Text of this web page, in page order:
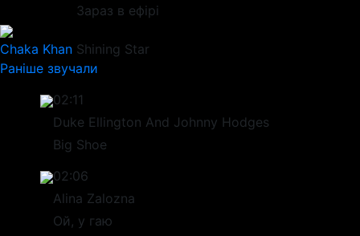
Зараз в ефірі
Chaka Khan Shining Star
Раніше звучали
02:11
Duke Ellington And Johnny Hodges
Big Shoe
02:06
Alina Zalozna
Ой, у гаю